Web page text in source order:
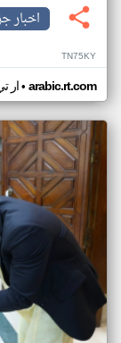
اخبار
TN75KY
ار• arabic.rt.com